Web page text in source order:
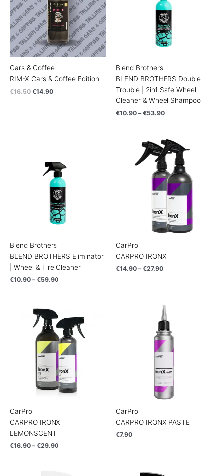
Cars & Coffee
RIM-X Cars & Coffee Edition
€16.50 €14.90
Blend Brothers
BLEND BROTHERS Double
Trouble | 2in1 Safe Wheel
Cleaner & Wheel Shampoo
€10.90 – €53.90
Blend Brothers
BLEND BROTHERS Eliminator
| Wheel & Tire Cleaner
€10.90 – €59.90
through
€59.90
CarPro
CARPRO IRONX
€14.90 – €27.90
Price
range:
€14.90
through
€27.90
CarPro
CARPRO IRONX
LEMONSCENT
€16.90 – €29.90
range:
€16.90
through
€29.90
CarPro
CARPRO IRONX PASTE
€7.90